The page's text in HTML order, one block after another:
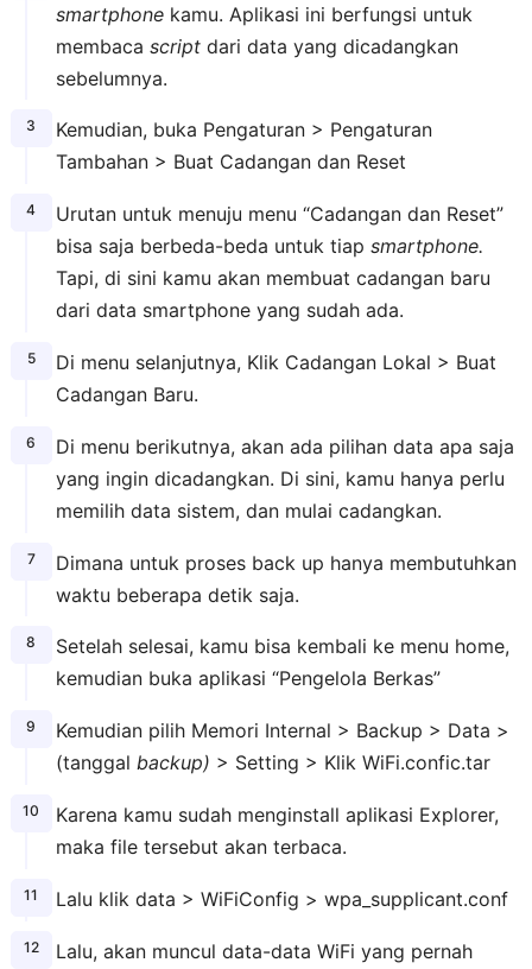
smartphonekamu. Aplikasi ini berfungsi untuk
membaca scriptdari data yang dicadangkan
sebelumnya.
Kemudian, buka Pengaturan > Pengaturan
Tambahan > Buat Cadangan dan Reset
Urutan untuk menuju menu “Cadangan dan Reset”
bisa saja berbeda-beda untuk tiap smartphone.
Tapi, di sini kamu akan membuat cadangan baru
dari data smartphone yang sudah ada.
Di menu selanjutnya, Klik Cadangan Lokal > Buat
Cadangan Baru.
Di menu berikutnya, akan ada pilihan data apa saja
yang ingin dicadangkan. Di sini, kamu hanya perlu
memilih data sistem, dan mulai cadangkan.
Dimana untuk proses back up hanya membutuhkan
waktu beberapa detik saja.
Setelah selesai, kamu bisa kembali ke menu home,
kemudian buka aplikasi “Pengelola Berkas”
Kemudian pilih Memori Internal > Backup > Data >
(tanggal backup) > Setting > Klik WiFi.confic.tar
Karena kamu sudah menginstall aplikasi Explorer,
maka file tersebut akan terbaca.
Lalu klik data > WiFiConfig > wpa_supplicant.conf
Lalu, akan muncul data-data WiFi yang pernah